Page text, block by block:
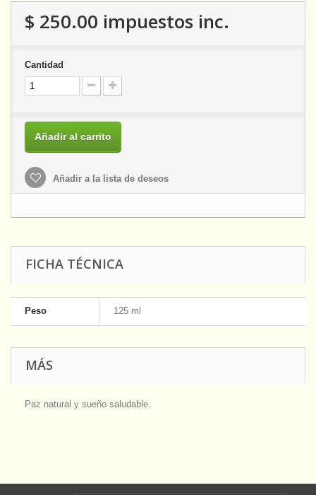
$ 250.00 impuestos inc.
Cantidad
Añadir al carrito
Añadir a la lista de deseos
FICHA TÉCNICA
Peso 125 ml
MÁS
Paz natural y sueño saludable.